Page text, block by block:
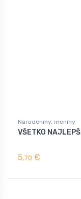
Narodeniny, meniny
VŠETKO
5,70 €